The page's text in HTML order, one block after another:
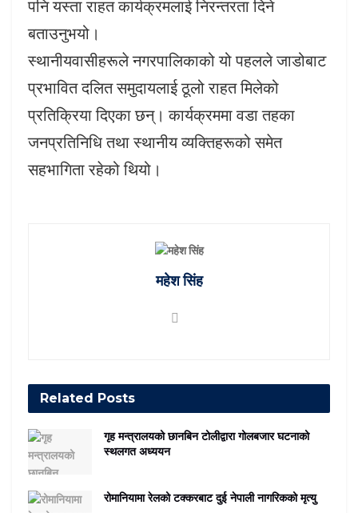
पनि यस्ता राहत कार्यक्रमलाई निरन्तरता दिने
बताउनुभयो।
स्थानीयवासीहरूले नगरपालिकाको यो पहलले जाडोबाट
प्रभावित दलित समुदायलाई ठूलो राहत मिलेको
प्रतिक्रिया दिएका छन्। कार्यक्रममा वडा तहका
जनप्रतिनिधि तथा स्थानीय व्यक्तिहरूको समेत
सहभागिता रहेको थियो।
महेश सिंह
Related Posts
गृह मन्त्रालयको छानबिन टोलीद्वारा गोलबजार घटनाको
स्थलगत अध्ययन
रोमानियामा रेलको टक्करबाट दुई नेपाली नागरिकको मृत्यु